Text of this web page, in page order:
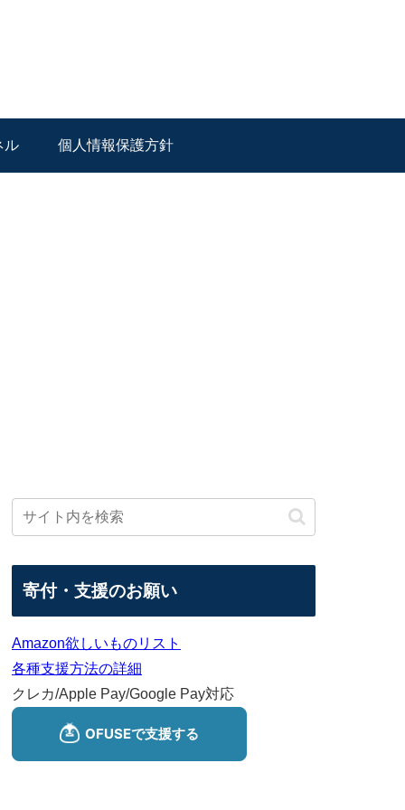
ル 個人情報保護方針
寄付・支援のお願い
Amazon欲しいものリスト
各種支援方法の詳細
クレカ/Apple Pay/Google Pay対応